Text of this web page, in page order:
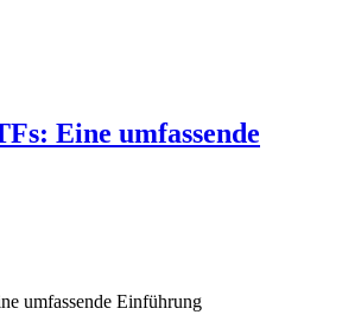
Eine umfassende